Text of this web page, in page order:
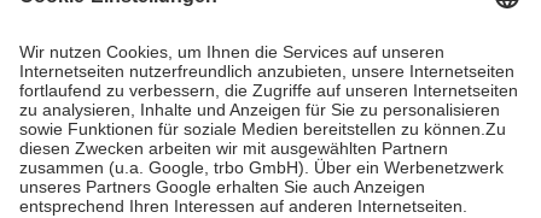
höchstens zehn Euro.
Es sind jedoch nie mehr als die tatsächlichen
Kosten der Leistung zu entrichten.
Diese Regeln gelten grundsätzlich auch für Online-Apotheken.
Bei Heilmitteln und häuslicher Krankenpflege beträgt die
Zuzahlung zehn Prozent der Kosten sowie zehn Euro je
Verordnung.
Um das Engagement der Versicherten für ihre eigene Gesundheit zu